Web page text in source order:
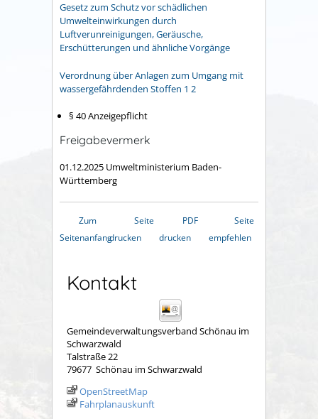
Gesetz zum Schutz vor schädlichen
Umwelteinwirkungen durch
Luftverunreinigungen, Geräusche,
Erschütterungen und ähnliche Vorgänge
Verordnung über Anlagen zum Umgang mit
wassergefährdenden Stoffen 1 2
§ 40 Anzeigepflicht
Freigabevermerk
01.12.2025 Umweltministerium Baden-
Württemberg
Zum
Seitenanfang
Seite
drucken
PDF
drucken
Seite
empfehlen
Kontakt
Gemeindeverwaltungsverband Schönau im
Schwarzwald
Talstraße 22
79677 Schönau im Schwarzwald
OpenStreetMap
Fahrplanauskunft